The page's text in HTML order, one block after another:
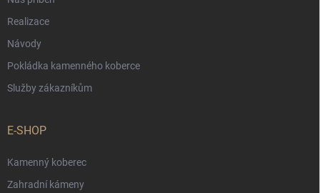
Realizace
Návody
Pokládka kamenného koberce
Služby zákazníkům
E-SHOP
Kamenný koberec
Zahradní kámeny